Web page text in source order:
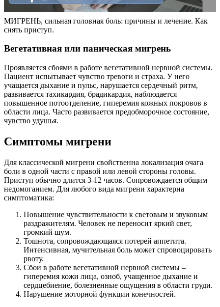
МИГРЕНЬ, сильная головная боль: причины и лечение. Как
снять приступ.
Вегетативная или паническая мигрень
Проявляется сбоями в работе вегетативной нервной системы.
Пациент испытывает чувство тревоги и страха. У него
учащается дыхание и пульс, нарушается сердечный ритм,
развивается тахикардия, брадикардия, наблюдается
повышенное потоотделение, гиперемия кожных покровов в
области лица. Часто развивается предобморочное состояние,
чувство удушья.
Симптомы мигрени
Для классической мигрени свойственна локализация очага
боли в одной части с правой или левой стороны головы.
Приступ обычно длится 3-12 часов. Сопровождается общим
недомоганием. Для любого вида мигрени характерна
симптоматика:
Повышение чувствительности к световым и звуковым
раздражителям. Человек не переносит яркий свет,
громкий шум.
Тошнота, сопровождающаяся потерей аппетита.
Интенсивная, мучительная боль может спровоцировать
рвоту.
Сбои в работе вегетативной нервной системы –
гиперемия кожи лица, озноб, учащенное дыхание и
сердцебиение, болезненные ощущения в области груди.
Нарушение моторной функции конечностей.